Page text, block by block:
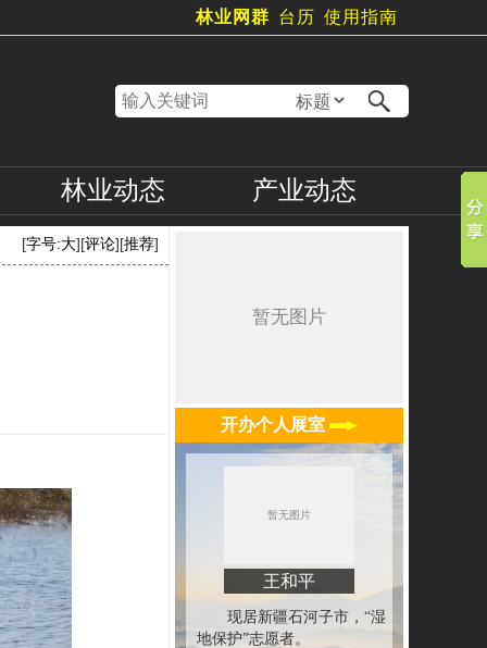
林业网群 台历 使用指南
林业动态 产业动态
[字号:大][评论][推荐]
开办个人展室
王和平
现居新疆石河子市，“湿
地保护”志愿者。